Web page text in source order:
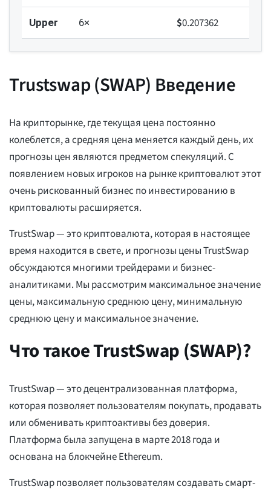
Upper 6× $0.207362
Trustswap (SWAP) Введение
На крипторынке, где текущая цена постоянно
колеблется, а средняя цена меняется каждый день, их
прогнозы цен являются предметом спекуляций. С
появлением новых игроков на рынке криптовалют этот
очень рискованный бизнес по инвестированию в
криптовалюты расширяется.
TrustSwap — это криптовалюта, которая в настоящее
время находится в свете, и прогнозы цены TrustSwap
обсуждаются многими трейдерами и бизнес-
аналитиками. Мы рассмотрим максимальное значение
цены, максимальную среднюю цену, минимальную
среднюю цену и максимальное значение.
Что такое TrustSwap (SWAP)?
TrustSwap — это децентрализованная платформа,
которая позволяет пользователям покупать, продавать
или обменивать криптоактивы без доверия.
Платформа была запущена в марте 2018 года и
основана на блокчейне Ethereum.
TrustSwap позволяет пользователям создавать смарт-